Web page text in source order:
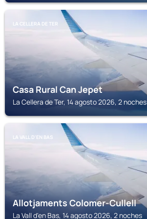
LA CELLERA DE TER
Casa Rural Can Jepet
La Cellera de Ter, 14 agosto 2026, 2 noches
LA VALL D'EN BAS
Allotjaments Colomer-Cullell
La Vall d'en Bas, 14 agosto 2026, 2 noches